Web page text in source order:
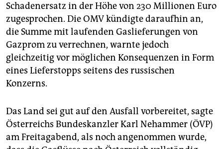
Schadenersatz in der Höhe von 230 Millionen Euro
zugesprochen. Die OMV kündigte daraufhin an,
die Summe mit laufenden Gaslieferungen von
Gazprom zu verrechnen, warnte jedoch
gleichzeitig vor möglichen Konsequenzen in Form
eines Lieferstopps seitens des russischen
Konzerns.
Das Land sei gut auf den Ausfall vorbereitet, sagte
Österreichs Bundeskanzler Karl Nehammer (ÖVP)
am Freitagabend, als noch angenommen wurde,